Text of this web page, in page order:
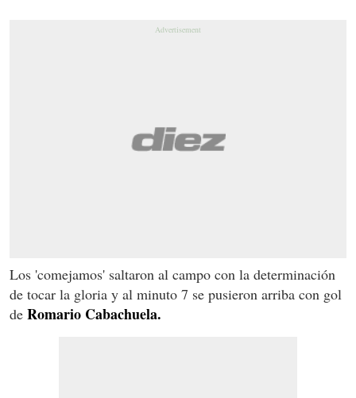
Los 'comejamos' saltaron al campo con la determinación
de tocar la gloria y al minuto 7 se pusieron arriba con gol
de Romario Cabachuela.